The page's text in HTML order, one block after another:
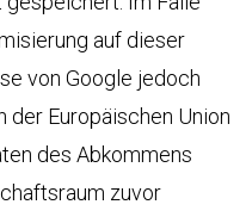
auf dieser
von Google jedoch
Europäischen Union
des Abkommens
zuvor